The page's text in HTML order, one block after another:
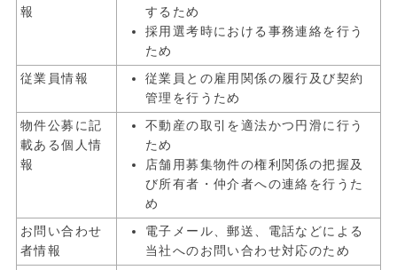
報
するため
採用選考時における事務連絡を行う
ため
従業員情報
従業員との雇用関係の履行及び契約
管理を行うため
物件公募に記
載ある個人情
報
不動産の取引を適法かつ円滑に行う
ため
店舗用募集物件の権利関係の把握及
び所有者・仲介者への連絡を行うた
め
お問い合わせ
者情報
電子メール、郵送、電話などによる
当社へのお問い合わせ対応のため